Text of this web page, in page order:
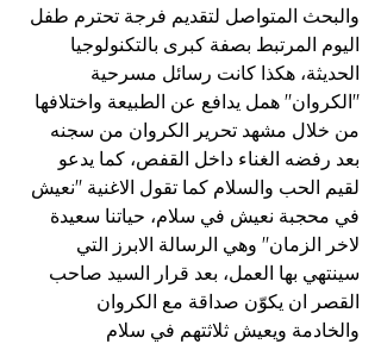
والبحث المتواصل لتقديم فرجة تحترم طفل
اليوم المرتبط بصفة كبرى بالتكنولوجيا
الحديثة، هكذا كانت رسائل مسرحية
"الكروان" همل يدافع عن الطبيعة واختلافها
من خلال مشهد تحرير الكروان من سجنه
بعد رفضه الغناء داخل القفص، كما يدعو
لقيم الحب والسلام كما تقول الاغنية "نعيش
في محجبة نعيش في سلام، حياتنا سعيدة
لاخر الزمان" وهي الرسالة الابرز التي
سينتهي بها العمل، بعد قرار السيد صاحب
القصر ان يكوّن صداقة مع الكروان
والخادمة ويعيش ثلاثتهم في سلام